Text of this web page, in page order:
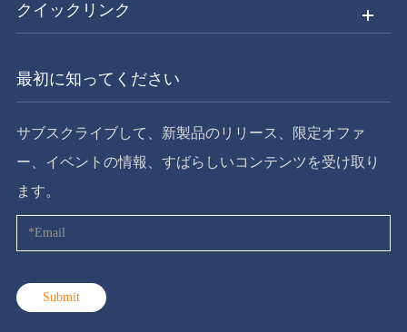
クイックリンク
最初に知ってください
サブスクライブして、新製品のリリース、限定オファ
ー、イベントの情報、すばらしいコンテンツを受け取り
ます。
Submit